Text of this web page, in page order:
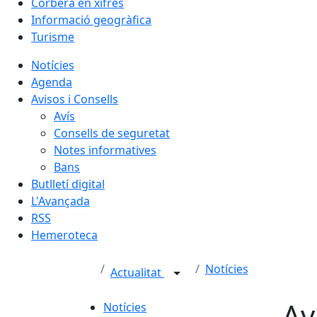
Informació geogràfica
Turisme
Notícies
Agenda
Avisos i Consells
Avís
Consells de seguretat
Notes informatives
Bans
Butlletí digital
L'Avançada
RSS
Hemeroteca
Actualitat Notícies
Notícies